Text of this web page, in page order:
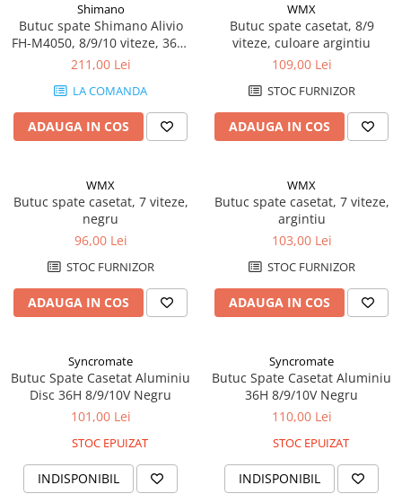
Shimano
Butuc spate Shimano Alivio
FH-M4050, 8/9/10 viteze, 36H,
Old 135mm, ax 146mm, QR
lock, fara protectie pentru
montura discului, culoare
argintiu
211,00 Lei
LA COMANDA
ADAUGA IN COS
WMX
Butuc spate casetat, 8/9
viteze, culoare argintiu
109,00 Lei
STOC FURNIZOR
ADAUGA IN COS
WMX
Butuc spate casetat, 7 viteze,
negru
96,00 Lei
STOC FURNIZOR
ADAUGA IN COS
WMX
Butuc spate casetat, 7 viteze,
argintiu
103,00 Lei
STOC FURNIZOR
ADAUGA IN COS
Syncromate
Butuc Spate Casetat Aluminiu
Disc 36H 8/9/10V Negru
101,00 Lei
STOC EPUIZAT
INDISPONIBIL
Syncromate
Butuc Spate Casetat Aluminiu
36H 8/9/10V Negru
110,00 Lei
STOC EPUIZAT
INDISPONIBIL